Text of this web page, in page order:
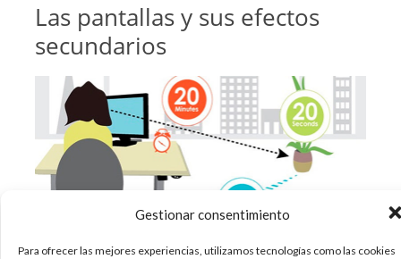
Gestionar consentimiento
Para ofrecer las mejores experiencias, utilizamos tecnologías como las cookies
Las pantallas y sus efectos
secundarios